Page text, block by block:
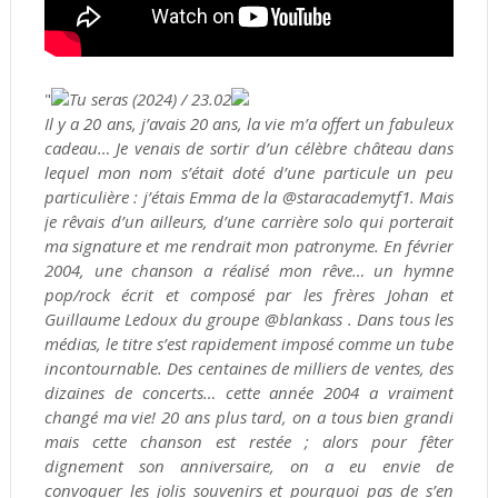
"
Tu seras (2024) / 23.02
Il y a 20 ans, j’avais 20 ans, la vie m’a offert un fabuleux
cadeau… Je venais de sortir d’un célèbre château dans
lequel mon nom s’était doté d’une particule un peu
particulière : j’étais Emma de la @staracademytf1. Mais
je rêvais d’un ailleurs, d’une carrière solo qui porterait
ma signature et me rendrait mon patronyme. En février
2004, une chanson a réalisé mon rêve… un hymne
pop/rock écrit et composé par les frères Johan et
Guillaume Ledoux du groupe @blankass . Dans tous les
médias, le titre s’est rapidement imposé comme un tube
incontournable. Des centaines de milliers de ventes, des
dizaines de concerts… cette année 2004 a vraiment
changé ma vie! 20 ans plus tard, on a tous bien grandi
mais cette chanson est restée ; alors pour fêter
dignement son anniversaire, on a eu envie de
convoquer les jolis souvenirs et pourquoi pas de s’en